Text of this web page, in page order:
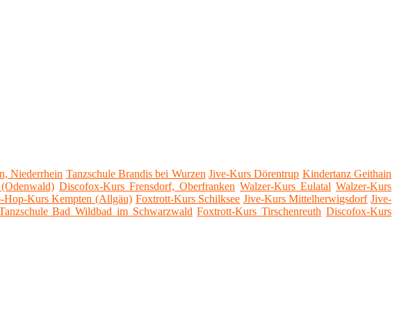
Niederrhein Tanzschule Brandis bei Wurzen Jive-Kurs Dörentrup Kindertanz Geithain
Discofox-Kurs Frensdorf, Oberfranken Walzer-Kurs Eulatal Walzer-Kurs
Hop-Kurs Kempten (Allgäu) Foxtrott-Kurs Schilksee Jive-Kurs Mittelherwigsdorf Jive-
Bad Wildbad im Schwarzwald Foxtrott-Kurs Tirschenreuth Discofox-Kurs